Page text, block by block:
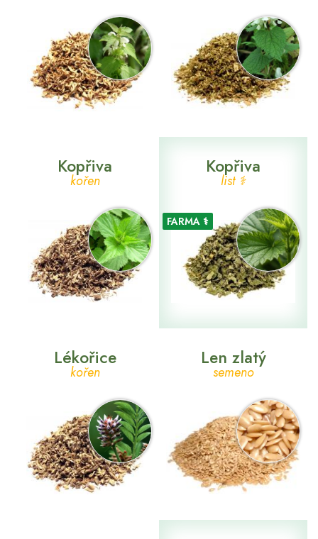
Kopřiva
kořen
Kopřiva
list ⚕
FARMA ⚕
Lékořice
kořen
Len zlatý
semeno